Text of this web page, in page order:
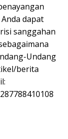
dapat
sanggahan
Undang
berita